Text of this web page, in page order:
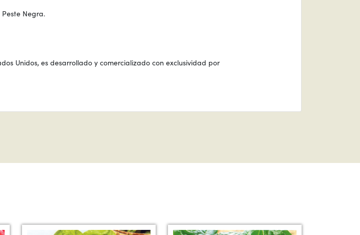
Peste Negra.
Unidos, es desarrollado y comercializado con exclusividad por